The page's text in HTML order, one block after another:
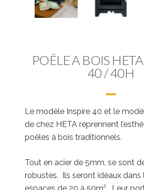
POÊLE A BOIS
40 / 40H
Le modèle Inspire 40 et le
de chez HETA reprennent
poêles à bois traditionnels.
Tout en acier de 5mm, se sont
robustes. Ils seront idéaux dans